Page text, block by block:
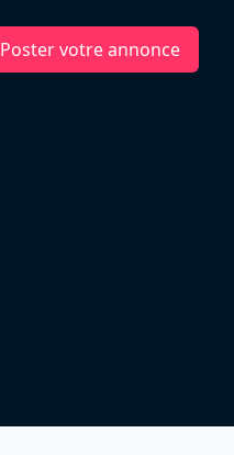
Poster votre annonce